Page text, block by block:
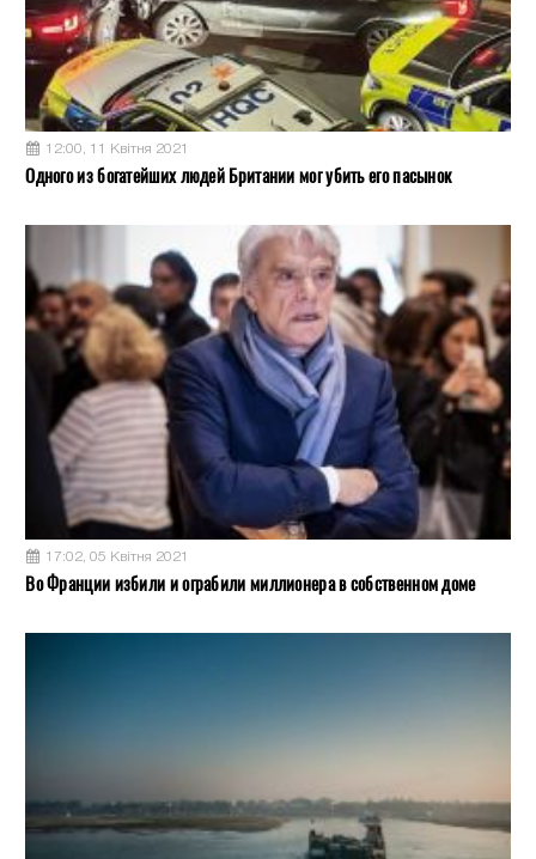
12:00, 11 Квітня 2021
Одного из богатейших людей Британии мог убить его пасынок
17:02, 05 Квітня 2021
Во Франции избили и ограбили миллионера в собственном доме